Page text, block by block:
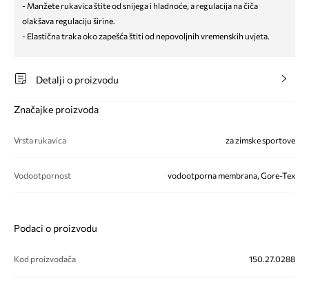
- Manžete rukavica štite od snijega i hladnoće, a regulacija na čiča
olakšava regulaciju širine.
- Elastična traka oko zapešća štiti od nepovoljnih vremenskih uvjeta.
Detalji o proizvodu
Značajke proizvoda
Vrsta rukavica za zimske sportove
Vodootpornost vodootporna membrana, Gore-Tex
Podaci o proizvodu
Kod proizvođača 150.27.0288